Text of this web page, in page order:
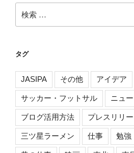
ゲ
ー
ョ
ン
索:
タグ
JASIPA その他 アイデア
サッカー・フットサル ニュ
ブログ活用方法 プレスリリ
三ツ星ラーメン 仕事 勉強